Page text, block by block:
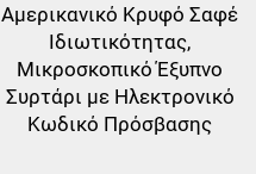
Αμερικανικό Κρυφό Σαφέ
Ιδιωτικότητας,
Μικροσκοπικό Έξυπνο
Συρτάρι με Ηλεκτρονικό
Κωδικό Πρόσβασης